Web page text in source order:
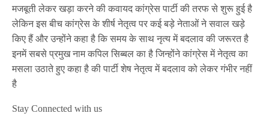
मजबूती लेकर खड़ा करने की कवायद कांग्रेस पार्टी की तरफ से शुरू हुई है
लेकिन इस बीच कांग्रेस के शीर्ष नेतृत्व पर कई बड़े नेताओं ने सवाल खड़े
किए हैं और उन्होंने कहा है कि समय के साथ नृत्य में बदलाव की जरूरत है
इनमें सबसे प्रमुख नाम कपिल सिब्बल का है जिन्होंने कांग्रेस में नेतृत्व का
मसला उठाते हुए कहा है की पार्टी शेष नेतृत्व में बदलाव को लेकर गंभीर नहीं
है
Stay Connected with us